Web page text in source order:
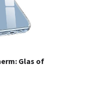
Glas of